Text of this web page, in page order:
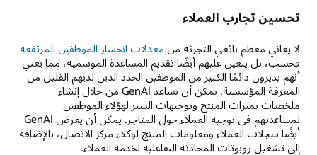
تحسين تجارب العملاء
لا يعاني معظم بائعي التجزئة من معدلات انحسار الموظفين المرتفعة
فحسب، بل يتعين عليهم أيضًا تقديم المساعدة الموسمية، مما يعني
أنهم يديرون دائمًا الكثير من الموظفين الجدد الذين لديهم القليل من
المعرفة المؤسسية. يمكن أن يساعد GenAI من خلال إنشاء
ملخصات بميزات المنتج وتوجيهات السير لهؤلاء الموظفين
لمساعدتهم في توجيه العملاء حول المتاجر. يمكن أن يعرض GenAI
أيضًا سجلات العملاء ومعلومات المنتج لوكلاء مركز الاتصال، بالإضافة
إلى تشغيل روبوتات المحادثة التفاعلية لخدمة العملاء.